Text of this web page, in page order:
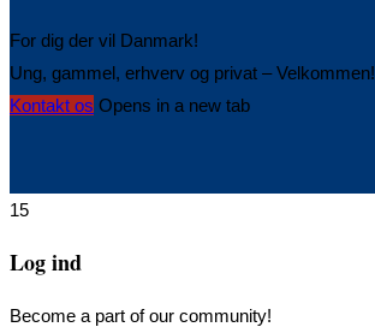
For dig der vil Danmark!
Ung, gammel, erhverv og privat – Velkommen!
Kontakt os Opens in a new tab
15
Log ind
Become a part of our community!